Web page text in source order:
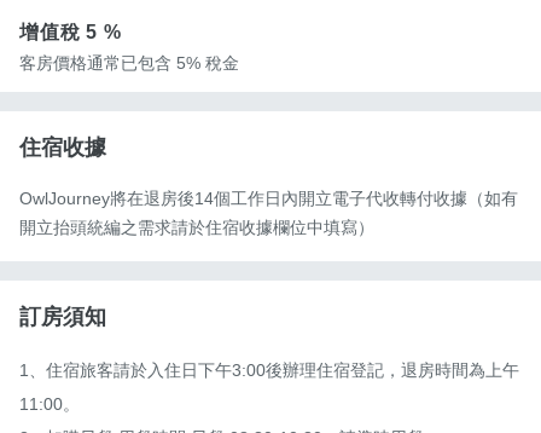
增值稅5 %
客房價格通常已包含 5% 稅金
住宿收據
OwlJourney將在退房後14個工作日內開立電子代收轉付收據（如有
開立抬頭統編之需求請於住宿收據欄位中填寫）
訂房須知
1、住宿旅客請於入住日下午3:00後辦理住宿登記，退房時間為上午
11:00。